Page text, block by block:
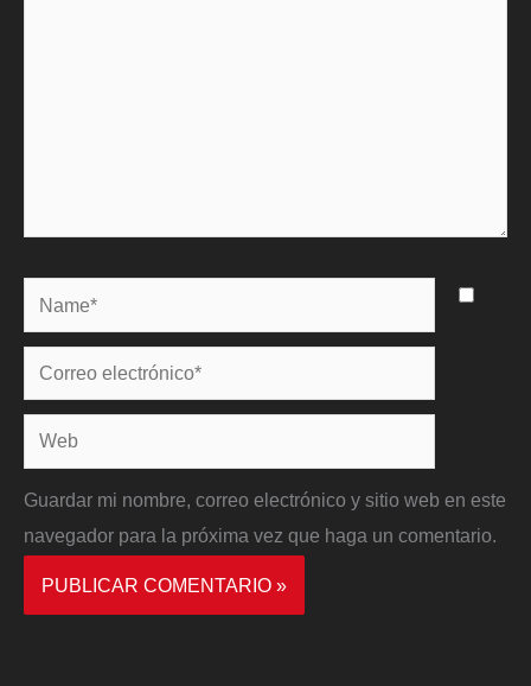
Name*
Correo
electrónico*
Web
Guardar mi nombre, correo electrónico y sitio web en este
navegador para la próxima vez que haga un comentario.